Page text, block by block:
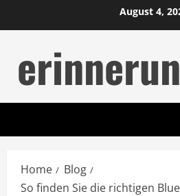
to
August 4,
Home
Blog
So finden Sie die richtigen